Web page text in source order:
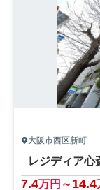
大阪市西区新町
7.4万円～14.4